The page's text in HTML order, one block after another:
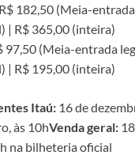
182,50 (Meia-
| R$ 365,00 (inteira)
97,50 (Meia-entrada
| R$ 195,00 (inteira)
Itaú: 16 de
às 10hVenda geral:
na bilheteria oficial